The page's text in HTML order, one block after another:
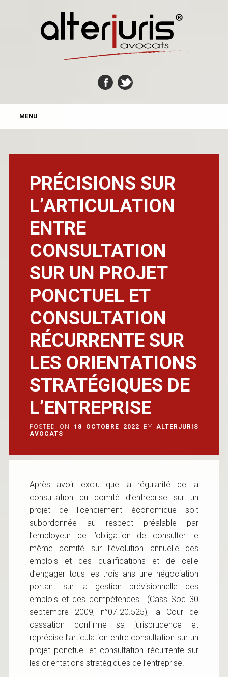
MAIN MENU
MENU
PRÉCISIONS SUR
L’ARTICULATION
ENTRE
CONSULTATION
SUR UN PROJET
PONCTUEL ET
CONSULTATION
RÉCURRENTE SUR
LES ORIENTATIONS
STRATÉGIQUES DE
L’ENTREPRISE
POSTED ON 18 OCTOBRE 2022 BY
ALTERJURIS
AVOCATS
Après avoir exclu que la régularité de la
consultation du comité d’entreprise sur un
projet de licenciement économique soit
subordonnée au respect préalable par
l’employeur de l’obligation de consulter le
même comité sur l’évolution annuelle des
emplois et des qualifications et de celle
d’engager tous les trois ans une négociation
portant sur la gestion prévisionnelle des
emplois et des compétences (Cass Soc 30
septembre 2009, n°07-20.525), la Cour de
cassation confirme sa jurisprudence et
reprécise l’articulation entre consultation sur un
projet ponctuel et consultation récurrente sur
les orientations stratégiques de l’entreprise.